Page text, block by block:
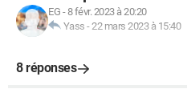
EG -8 févr. 2023 à 20:20
Yass -22 mars 2023 à 15:40
8 réponses